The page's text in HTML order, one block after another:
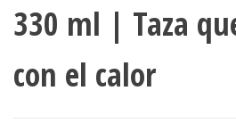
330 ml | Taza
con el calor